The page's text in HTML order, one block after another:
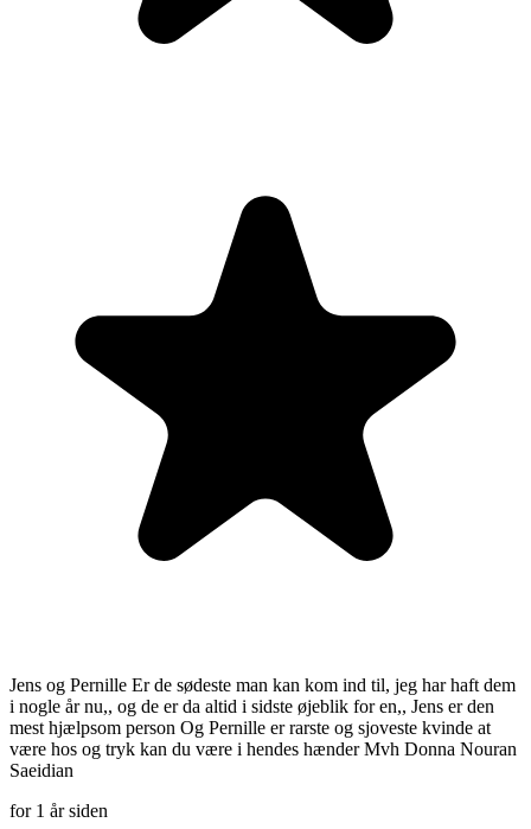
Jens og Pernille Er de sødeste man kan kom ind til, jeg har haft dem
i nogle år nu,, og de er da altid i sidste øjeblik for en,, Jens er den
mest hjælpsom person Og Pernille er rarste og sjoveste kvinde at
være hos og tryk kan du være i hendes hænder Mvh Donna Nouran
Saeidian
for 1 år siden